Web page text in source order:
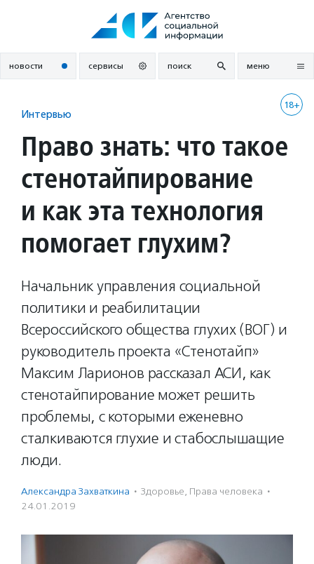
новости сервисы поиск меню
18+
Интервью
Право знать: что такое
стенотайпирование
и как эта технология
помогает глухим?
Начальник управления социальной
политики и реабилитации
Всероссийского общества глухих (ВОГ) и
руководитель проекта «Стенотайп»
Максим Ларионов рассказал АСИ, как
стенотайпирование может решить
проблемы, с которыми еженевно
сталкиваются глухие и стабослышащие
люди.
Александра Захваткина · Здоровье, Права человека ·
24.01.2019